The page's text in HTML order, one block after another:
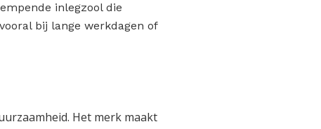
inlegzool die
bij lange werkdagen of
Het merk maakt